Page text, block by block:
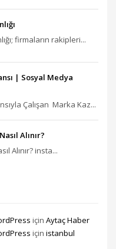
firmaların rakipleri...
| Sosyal Medya
Çalışan Marka Kaz...
Alınır?
Alınır? insta...
için Aytaç Haber
için istanbul